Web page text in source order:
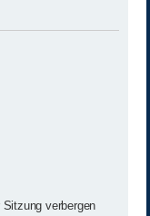
verbergen